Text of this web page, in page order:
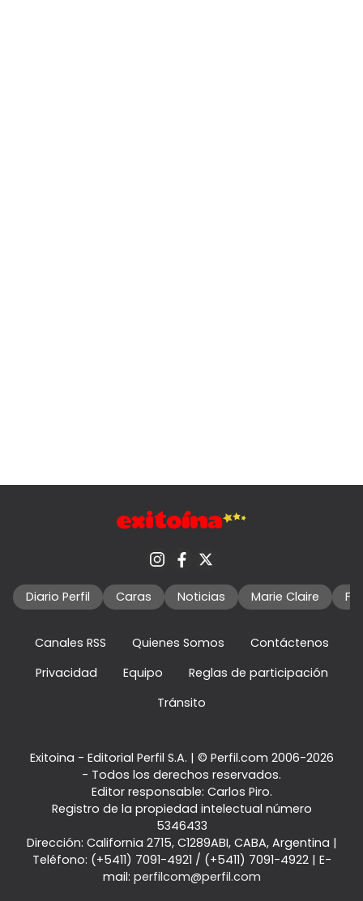
Diario Perfil Caras Noticias Marie Claire
Canales RSS Quienes Somos
Contáctenos
Privacidad
Equipo
Reglas de participación
Tránsito
Exitoina - Editorial Perfil S.A. | © Perfil.com 2006-2026
- Todos los derechos reservados.
Editor responsable: Carlos Piro.
Registro de la propiedad intelectual número
5346433
Dirección: California 2715, C1289ABI, CABA, Argentina |
Teléfono: (+5411) 7091-4921 / (+5411) 7091-4922| E-
mail: perfilcom@perfil.com